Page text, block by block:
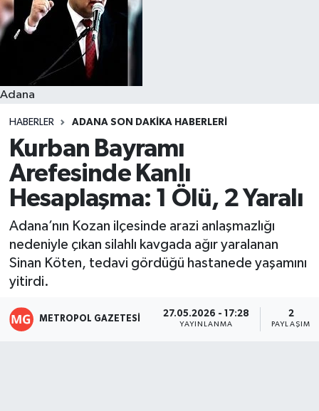
Adana
HABERLER ADANA SON DAKIKA HABERLERI
Kurban Bayramı
Arefesinde Kanlı
Hesaplaşma: 1 Ölü, 2 Yaralı
Adana’nın Kozan ilçesinde arazi anlaşmazlığı
nedeniyle çıkan silahlı kavgada ağır yaralanan
Sinan Köten, tedavi gördüğü hastanede yaşamını
yitirdi.
METROPOL GAZETESI 27.05.2026 - 17:28
YAYINLANMA
2
PAYLAŞIM
Resmi İlanlar